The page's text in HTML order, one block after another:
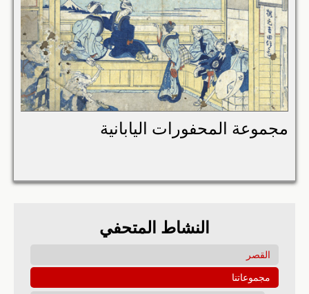
مجموعة المحفورات اليابانية
النشاط المتحفي
القصر
مجموعاتنا